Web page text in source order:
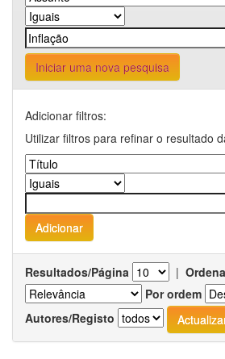
Iniciar uma nova pesquisa
Adicionar filtros:
Utilizar filtros para refinar o resultado
Resultados/Página |
Por ordem
Autores/Registo